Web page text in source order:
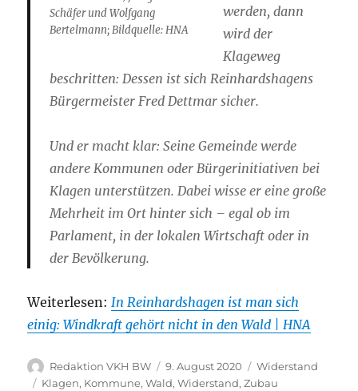
Schäfer und Wolfgang
Bertelmann; Bildquelle: HNA
werden, dann
wird der
Klageweg
beschritten: Dessen ist sich Reinhardshagens
Bürgermeister Fred Dettmar sicher.
Und er macht klar: Seine Gemeinde werde
andere Kommunen oder Bürgerinitiativen bei
Klagen unterstützen. Dabei wisse er eine große
Mehrheit im Ort hinter sich – egal ob im
Parlament, in der lokalen Wirtschaft oder in
der Bevölkerung.
Weiterlesen:In Reinhardshagen ist man sich
einig: Windkraft gehört nicht in den Wald | HNA
Autor
Redaktion VKH BW
Veröffentlicht
am
9. August 2020 Kategorien
Widerstand
Schlagwörter
Klagen, Kommune,Wald,Widerstand,Zubau